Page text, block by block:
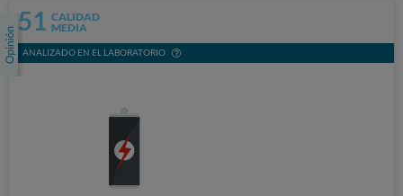
51 CALIDAD
MEDIA
ANALIZADO EN EL LABORATORIO